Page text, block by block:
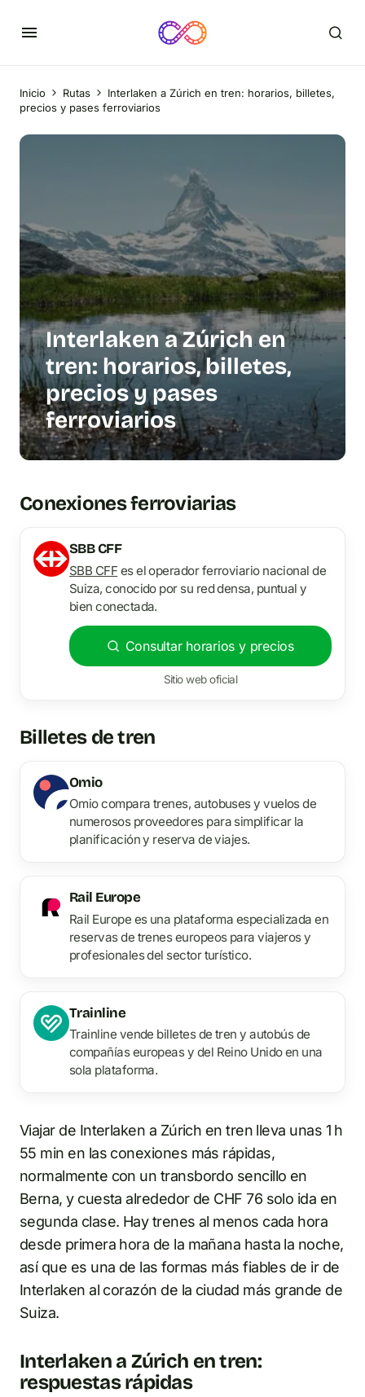
Inicio Rutas
Interlaken a Zúrich en tren: horarios, billetes,
precios y pases ferroviarios
Interlaken a Zúrich en
tren: horarios, billetes,
precios y pases
ferroviarios
Conexiones ferroviarias
SBB CFF
SBB CFF es el operador ferroviario nacional de
Suiza, conocido por su red densa, puntual y
bien conectada.
Consultar horarios y precios
Sitio web oficial
Billetes de tren
Omio
Omio compara trenes, autobuses y vuelos de
numerosos proveedores para simplificar la
planificación y reserva de viajes.
Rail Europe
Rail Europe es una plataforma especializada en
reservas de trenes europeos para viajeros y
profesionales del sector turístico.
Trainline
Trainline vende billetes de tren y autobús de
compañías europeas y del Reino Unido en una
sola plataforma.
Viajar de Interlaken a Zúrich en tren lleva unas 1 h
55 min en las conexiones más rápidas,
normalmente con un transbordo sencillo en
Berna, y cuesta alrededor de CHF 76 solo ida en
segunda clase. Hay trenes al menos cada hora
desde primera hora de la mañana hasta la noche,
así que es una de las formas más fiables de ir de
Interlaken al corazón de la ciudad más grande de
Suiza.
Interlaken a Zúrich en tren:
respuestas rápidas